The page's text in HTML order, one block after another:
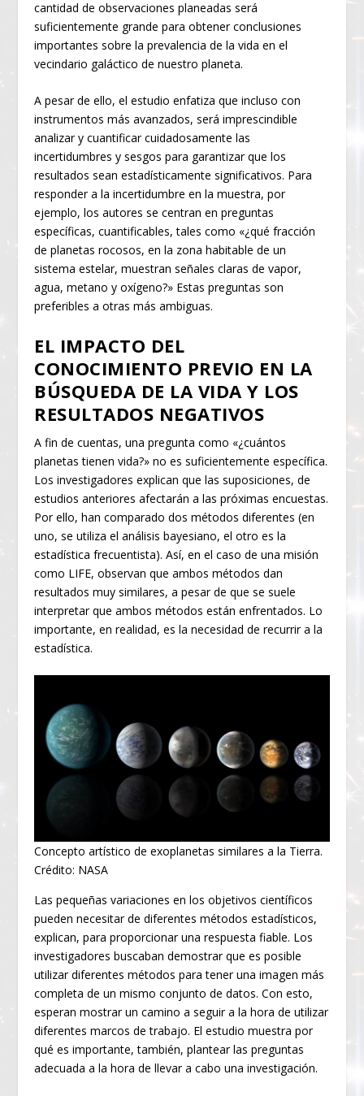
cantidad de observaciones planeadas será
suficientemente grande para obtener conclusiones
importantes sobre la prevalencia de la vida en el
vecindario galáctico de nuestro planeta.
A pesar de ello, el estudio enfatiza que incluso con
instrumentos más avanzados, será imprescindible
analizar y cuantificar cuidadosamente las
incertidumbres y sesgos para garantizar que los
resultados sean estadísticamente significativos. Para
responder a la incertidumbre en la muestra, por
ejemplo, los autores se centran en preguntas
específicas, cuantificables, tales como «¿qué fracción
de planetas rocosos, en la zona habitable de un
sistema estelar, muestran señales claras de vapor,
agua, metano y oxígeno?» Estas preguntas son
preferibles a otras más ambiguas.
EL IMPACTO DEL
CONOCIMIENTO PREVIO EN LA
BÚSQUEDA DE LA VIDA Y LOS
RESULTADOS NEGATIVOS
A fin de cuentas, una pregunta como «¿cuántos
planetas tienen vida?» no es suficientemente específica.
Los investigadores explican que las suposiciones, de
estudios anteriores afectarán a las próximas encuestas.
Por ello, han comparado dos métodos diferentes (en
uno, se utiliza el análisis bayesiano, el otro es la
estadística frecuentista). Así, en el caso de una misión
como LIFE, observan que ambos métodos dan
resultados muy similares, a pesar de que se suele
interpretar que ambos métodos están enfrentados. Lo
importante, en realidad, es la necesidad de recurrir a la
estadística.
Concepto artístico de exoplanetas similares a la Tierra.
Crédito: NASA
Las pequeñas variaciones en los objetivos científicos
pueden necesitar de diferentes métodos estadísticos,
explican, para proporcionar una respuesta fiable. Los
investigadores buscaban demostrar que es posible
utilizar diferentes métodos para tener una imagen más
completa de un mismo conjunto de datos. Con esto,
esperan mostrar un camino a seguir a la hora de utilizar
diferentes marcos de trabajo. El estudio muestra por
qué es importante, también, plantear las preguntas
adecuada a la hora de llevar a cabo una investigación.